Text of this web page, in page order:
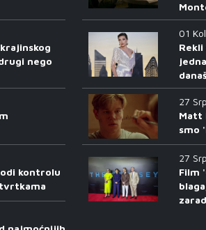
nego
kontrolu
01
27
Matt
smo
27
Film